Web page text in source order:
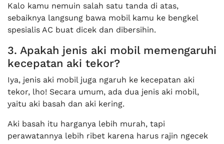
Kalo kamu nemuin salah satu tanda di atas,
sebaiknya langsung bawa mobil kamu ke bengkel
spesialis AC buat dicek dan dibersihin.
3. Apakah jenis aki mobil memengaruhi
kecepatan aki tekor?
Iya, jenis aki mobil juga ngaruh ke kecepatan aki
tekor, lho! Secara umum, ada dua jenis aki mobil,
yaitu aki basah dan aki kering.
Aki basah itu harganya lebih murah, tapi
perawatannya lebih ribet karena harus rajin ngecek